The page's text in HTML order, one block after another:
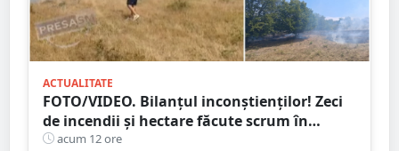
ACTUALITATE
FOTO/VIDEO. Bilanțul inconștienților! Zeci
de incendii și hectare făcute scrum în
județul Satu Mare
acum 12 ore